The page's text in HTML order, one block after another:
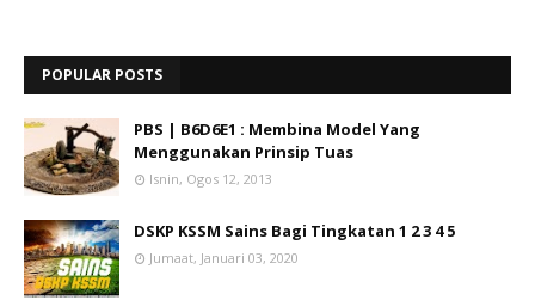
POPULAR POSTS
PBS | B6D6E1 : Membina Model Yang
Menggunakan Prinsip Tuas
Isnin, Ogos 12, 2013
DSKP KSSM Sains Bagi Tingkatan 1 2 3 4 5
Jumaat, Januari 03, 2020